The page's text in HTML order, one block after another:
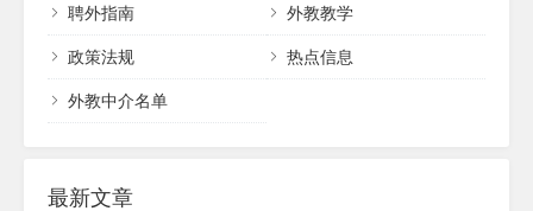
聘外指南
外教教学
政策法规
热点信息
外教中介名单
最新文章